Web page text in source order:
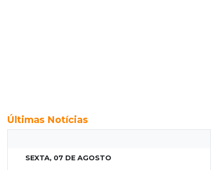
Últimas Notícias
SEXTA, 07 DE AGOSTO